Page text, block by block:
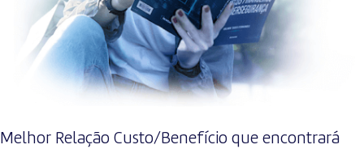
Melhor Relação Custo/Benefício que encontrará